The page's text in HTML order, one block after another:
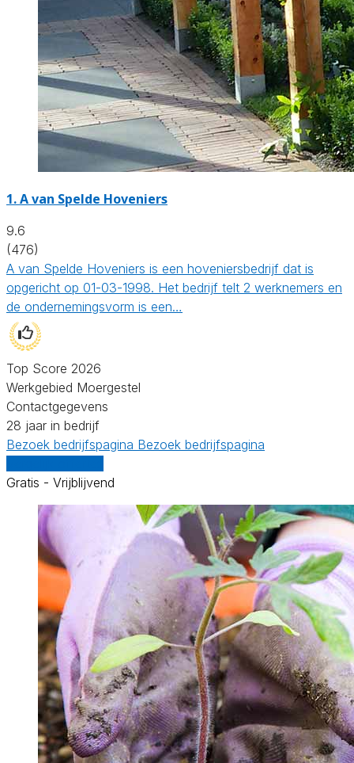
1.A van Spelde Hoveniers
9.6
(476)
A van Spelde Hoveniers is een hoveniersbedrijf dat is
opgericht op 01-03-1998. Het bedrijf telt 2 werknemers en
de ondernemingsvorm is een…
Top Score 2026
Werkgebied Moergestel
Contactgegevens
28 jaar in bedrijf
Bezoek bedrijfspagina Bezoek bedrijfspagina
Gratis - Vrijblijvend